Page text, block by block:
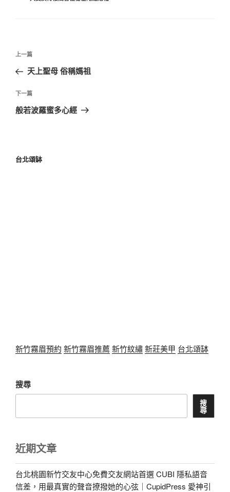
上一篇
天上聖母 俗稱媽祖
下一篇
般若波羅蜜多心經
台北頌缽
新竹霧眉預約 新竹霧眉推薦 新竹紋繡新莊美甲 台北頌缽
搜尋
搜
尋
近期文章
台北桃園新竹交友中心免費交友網站首選 CUBI 隱私語音
信差，用最真實的聲音撩撥她的心弦｜CupidPress 愛神引